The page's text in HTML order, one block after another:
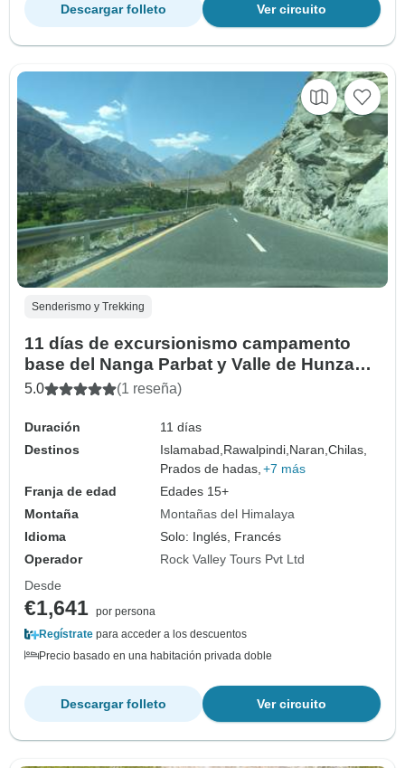
Ver circuito
Descargar folleto
Senderismo y Trekking
11 días de excursionismo campamento
base del Nanga Parbat y Valle de Hunza
Gojal Pakistán
5.0 (1 reseña)
Duración
11 días
Destinos
Islamabad, Rawalpindi, Naran,Chilas,
Prados de hadas, +7 más
Franja de edad
Edades 15+
Montaña
Montañas del Himalaya
Idioma
Solo: Inglés, Francés
Operador
Rock Valley Tours Pvt Ltd
Desde
€1,641 por persona
Regístrate para acceder a los descuentos
Precio basado en una habitación privada doble
Ver circuito
Descargar folleto